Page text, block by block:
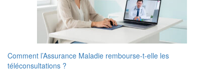
Comment l’Assurance Maladie rembourse-t-elle les
téléconsultations ?